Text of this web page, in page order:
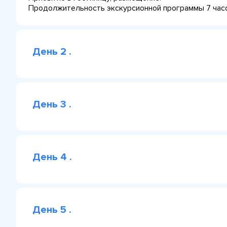
Продолжительность экскурсионной программы 7
День 2 .
День 3 .
День 4 .
День 5 .